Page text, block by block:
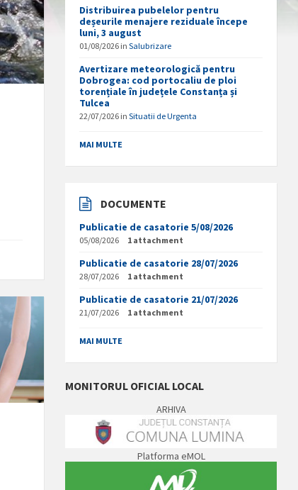
Distribuirea pubelelor pentru
deșeurile menajere reziduale începe
luni, 3 august
01/08/2026 inSalubrizare
Avertizare meteorologică pentru
Dobrogea: cod portocaliu de ploi
torențiale în județele Constanța și
Tulcea
22/07/2026 inSituatii de Urgenta
MAI MULTE
DOCUMENTE
Publicatie de casatorie 5/08/2026
05/08/2026 1 attachment
Publicatie de casatorie 28/07/2026
28/07/2026 1 attachment
Publicatie de casatorie 21/07/2026
21/07/2026 1 attachment
MAI MULTE
MONITORUL OFICIAL LOCAL
ARHIVA
Platforma eMOL